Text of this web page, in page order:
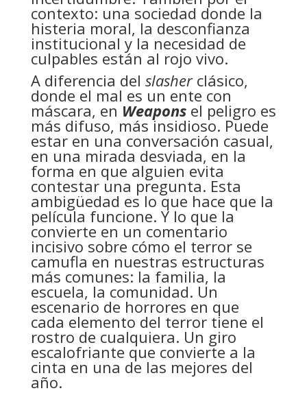
contexto: una sociedad donde la
histeria moral, la desconfianza
institucional y la necesidad de
culpables están al rojo vivo.
A diferencia del slasherclásico,
donde el mal es un ente con
máscara, en Weaponsel peligro es
más difuso, más insidioso. Puede
estar en una conversación casual,
en una mirada desviada, en la
forma en que alguien evita
contestar una pregunta. Esta
ambigüedad es lo que hace que la
película funcione. Y lo que la
convierte en un comentario
incisivo sobre cómo el terror se
camufla en nuestras estructuras
más comunes: la familia, la
escuela, la comunidad. Un
escenario de horrores en que
cada elemento del terror tiene el
rostro de cualquiera. Un giro
escalofriante que convierte a la
cinta en una de las mejores del
año.